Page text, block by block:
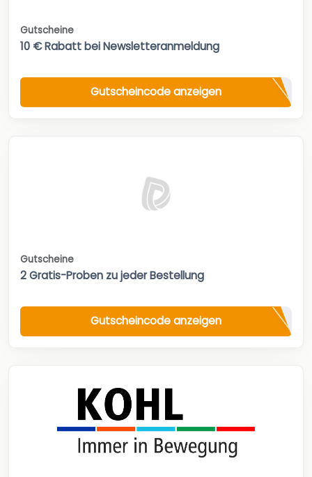
Gutscheine
10 € Rabatt bei Newsletteranmeldung
Gutscheincode anzeigen
Gutscheine
2 Gratis-Proben zu jeder Bestellung
Gutscheincode anzeigen